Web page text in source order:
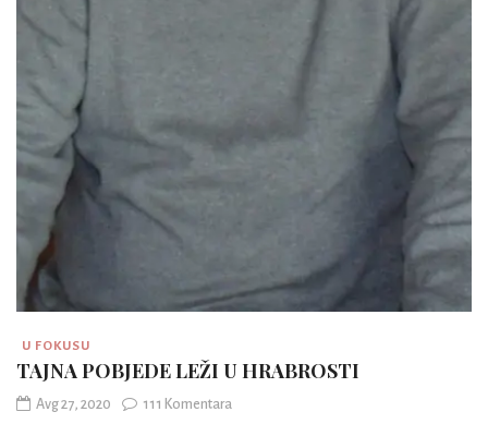
U FOKUSU
TAJNA POBJEDE LEŽI U HRABROSTI
Avg 27, 2020 111 Komentara